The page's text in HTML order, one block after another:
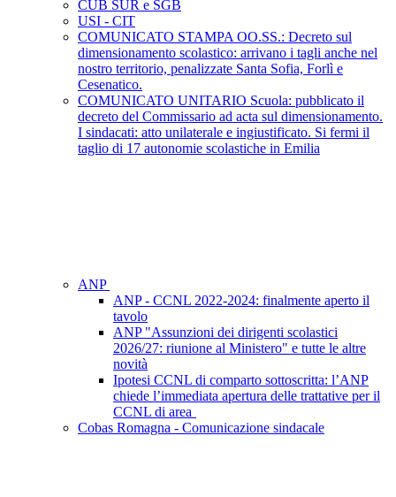
CUB SUR e SGB
USI - CIT
COMUNICATO STAMPA OO.SS.: Decreto sul
dimensionamento scolastico: arrivano i tagli anche nel
nostro territorio, penalizzate Santa Sofia, Forlì e
Cesenatico.
COMUNICATO UNITARIO Scuola: pubblicato il
decreto del Commissario ad acta sul dimensionamento.
I sindacati: atto unilaterale e ingiustificato. Si fermi il
taglio di 17 autonomie scolastiche in Emilia
ANP
ANP - CCNL 2022-2024: finalmente aperto il
tavolo
ANP "Assunzioni dei dirigenti scolastici
2026/27: riunione al Ministero" e tutte le altre
novità
Ipotesi CCNL di comparto sottoscritta: l’ANP
chiede l’immediata apertura delle trattative per il
CCNL di area
Cobas Romagna - Comunicazione sindacale